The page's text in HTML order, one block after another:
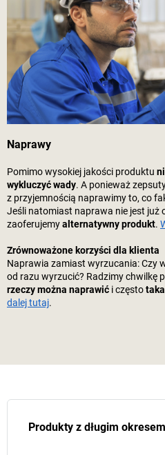
Naprawy
Pomimo wysokiej jakości produktu
wykluczyć wady. A ponieważ
z przyjemnością naprawimy to, co
Jeśli natomiast naprawa nie jest już
zaoferujemyalternatywny produkt.
Zrównoważone korzyści dla klienta
Naprawia zamiast wyrzucania: Czy
od razu wyrzucić? Radzimy chwilkę
rzeczy można naprawić i często
dalej tutaj.
Produkty z długim